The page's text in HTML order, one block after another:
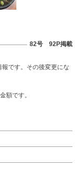
82号 92P掲載
です。その後変更にな
額です。